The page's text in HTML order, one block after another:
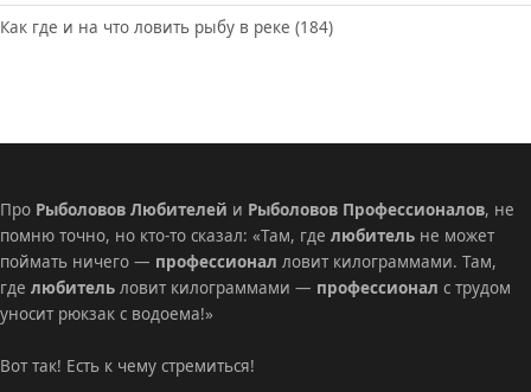
Как где и на что ловить рыбу в реке (184)
Про Рыболовов Любителей и Рыболовов Профессионалов, не
помню точно, но кто-то сказал: «Там, где любитель не может
поймать ничего — профессионал ловит килограммами. Там,
где любитель ловит килограммами — профессионал с трудом
уносит рюкзак с водоема!»
Вот так! Есть к чему стремиться!